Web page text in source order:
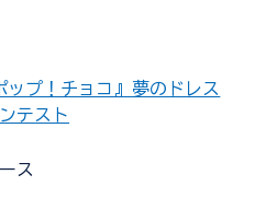
ップ！チョコ』夢のドレス
テスト
ス